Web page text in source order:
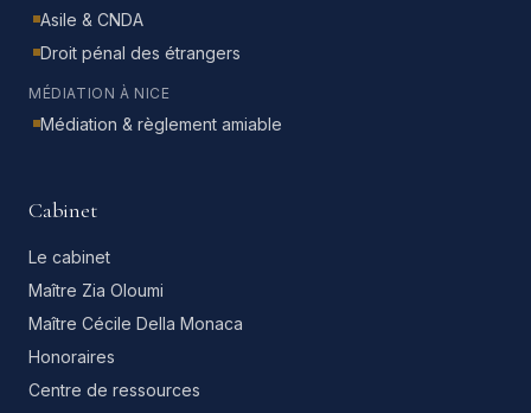
Asile & CNDA
Droit pénal des étrangers
MÉDIATION À NICE
Médiation & règlement amiable
Cabinet
Le cabinet
Maître Zia Oloumi
Maître Cécile Della Monaca
Honoraires
Centre de ressources